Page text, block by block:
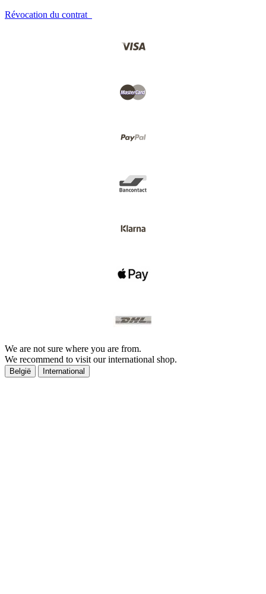
Révocation du contrat
We are not sure where you are from.
We recommend to visit our international shop.
België International